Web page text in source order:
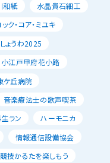
和紙
水晶貴石細工
ク・コア・ミユキ
ょうわ2025
小江戸甲府花小路
ケ丘病院
音楽療法士の歌声喫茶
ラン
ハーモニカ
情報通信設備協会
技かるたを楽しもう